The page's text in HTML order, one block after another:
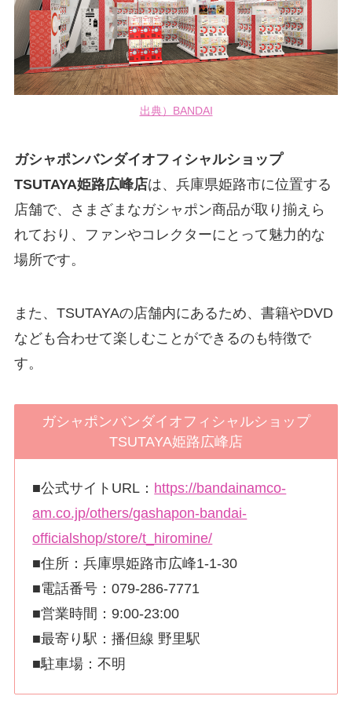
出典）BANDAI
ガシャポンバンダイオフィシャルショップ
TSUTAYA姫路広峰店は、兵庫県姫路市に位置する
店舗で、さまざまなガシャポン商品が取り揃えら
れており、ファンやコレクターにとって魅力的な
場所です。
また、TSUTAYAの店舗内にあるため、書籍やDVD
なども合わせて楽しむことができるのも特徴で
す。
ガシャポンバンダイオフィシャルショップ
TSUTAYA姫路広峰店
■公式サイトURL： https://bandainamco-
am.co.jp/others/gashapon-bandai-
officialshop/store/t_hiromine/
■住所：兵庫県姫路市広峰1-1-30
■電話番号：079-286-7771
■営業時間：9:00-23:00
■最寄り駅：播但線 野里駅
■駐車場：不明